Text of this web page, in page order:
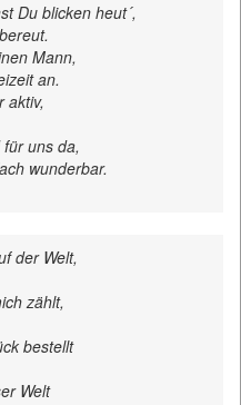
Du blicken heut´,
Mann,
an.
aktiv,
uns da,
wunderbar.
der Welt,
zählt,
bestellt
Welt